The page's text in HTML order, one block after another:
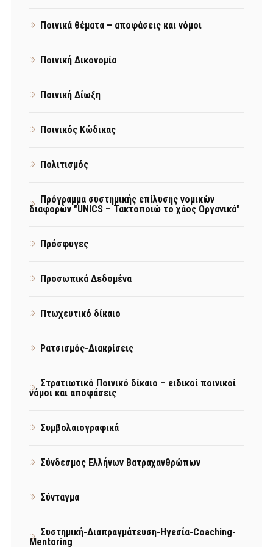
Ποινικά θέματα – αποφάσεις και νόμοι
Ποινική Δικονομία
Ποινική Δίωξη
Ποινικός Κώδικας
Πολιτισμός
Πρόγραμμα συστημικής επίλυσης νομικών
διαφορών "UNICS – Τακτοποιώ το χάος Οργανικά"
Πρόσφυγες
Προσωπικά Δεδομένα
Πτωχευτικό δίκαιο
Ρατσισμός-Διακρίσεις
Στρατιωτικό Ποινικό δίκαιο – ειδικοί ποινικοί
νόμοι και αποφάσεις
Συμβολαιογραφικά
Σύνδεσμος Ελλήνων Βατραχανθρώπων
Σύνταγμα
Συστημική-Διαπραγμάτευση-Ηγεσία-Coaching-
Mentoring